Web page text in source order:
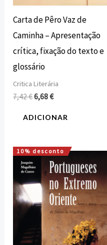
Carta de Pêro Vaz de
Caminha – Apresentação
crítica, fixação do texto e
glossário
Critica Literária
7,42€6,68€
ADICIONAR
10% desconto
O
preço
original
era:
15,00 €.
O
preço
atual
é:
13,50 €.